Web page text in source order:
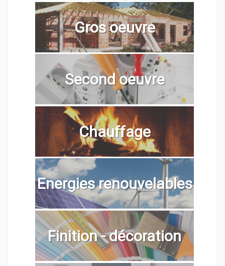
Gros oeuvre
Second oeuvre
Chauffage
Energies renouvelables
Finition - décoration